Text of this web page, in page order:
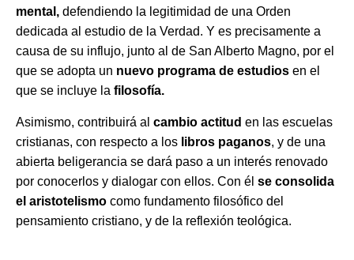
mental, defendiendo la legitimidad de una Orden
dedicada al estudio de la Verdad. Y es precisamente a
causa de su influjo, junto al de San Alberto Magno, por el
que se adopta un nuevo programa de estudios en el
que se incluye la filosofía.
Asimismo, contribuirá al cambio actitud en las escuelas
cristianas, con respecto a los libros paganos, y de una
abierta beligerancia se dará paso a un interés renovado
por conocerlos y dialogar con ellos. Con él se consolida
el aristotelismo como fundamento filosófico del
pensamiento cristiano, y de la reflexión teológica.